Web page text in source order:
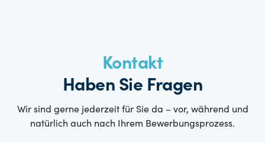
Kontakt
Haben Sie Fragen
Wir sind gerne jederzeit für Sie da – vor, während und
natürlich auch nach Ihrem Bewerbungsprozess.